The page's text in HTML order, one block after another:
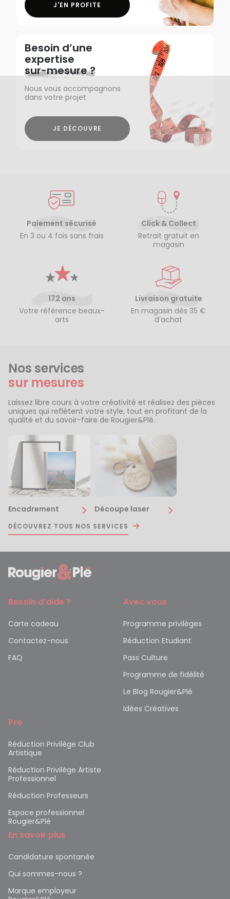
J'EN PROFITE
Besoin d’une
expertise
sur-mesure ?
Nous vous accompagnons
dans votre projet
JE DÉCOUVRE
Paiement sécurisé
En 3 ou 4 fois sans frais
Click & Collect
Retrait gratuit en
magasin
172 ans
Votre référence beaux-
arts
Livraison gratuite
En magasin dès 35 €
d’achat
Nos services
sur mesures
Laissez libre cours à votre créativité et réalisez des pièces
uniques qui reflètent votre style, tout en profitant de la
qualité et du savoir-faire de Rougier&Plé.
Encadrement Découpe laser
DÉCOUVREZ TOUS NOS SERVICES
Besoin d’aide ?
Carte cadeau
Contactez-nous
FAQ
Avec vous
Programme privilèges
Réduction Etudiant
Pass Culture
Programme de fidélité
Le Blog Rougier&Plé
Idées Créatives
Pro
Réduction Privilège Club
Artistique
Réduction Privilège Artiste
Professionnel
Réduction Professeurs
Espace professionnel
Rougier&Plé
En savoir plus
Candidature spontanée
Qui sommes-nous ?
Marque employeur